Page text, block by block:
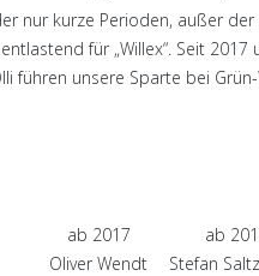
nur kurze Perioden, außer
für „Willex“. Seit
führen unsere Sparte bei
ab 2017
Oliver Wendt
ab
Stefan